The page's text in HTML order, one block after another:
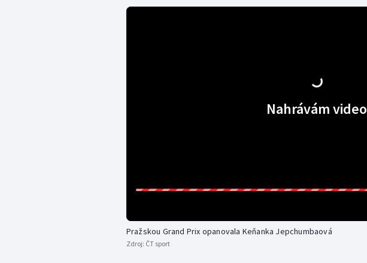
Nahrávám video
Pražskou Grand Prix opanovala Keňanka Jepchumbaová
Zdroj: ČT sport